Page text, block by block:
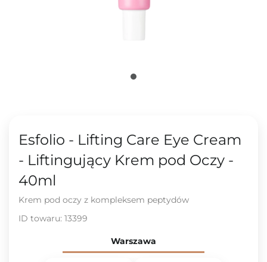
Esfolio - Lifting Care Eye Cream
- Liftingujący Krem pod Oczy -
40ml
Krem pod oczy z kompleksem peptydów
ID towaru: 13399
Warszawa